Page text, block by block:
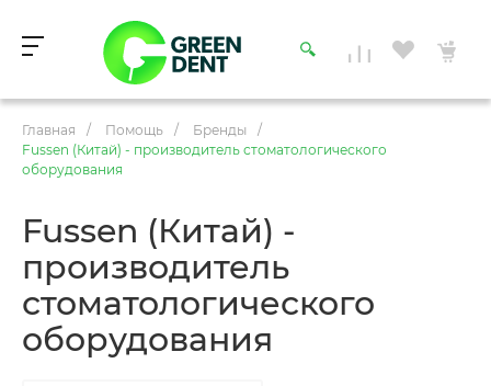
Главная / Помощь / Бренды
/
Fussen (Китай) - производитель стоматологического
оборудования
Fussen (Китай) -
производитель
стоматологического
оборудования